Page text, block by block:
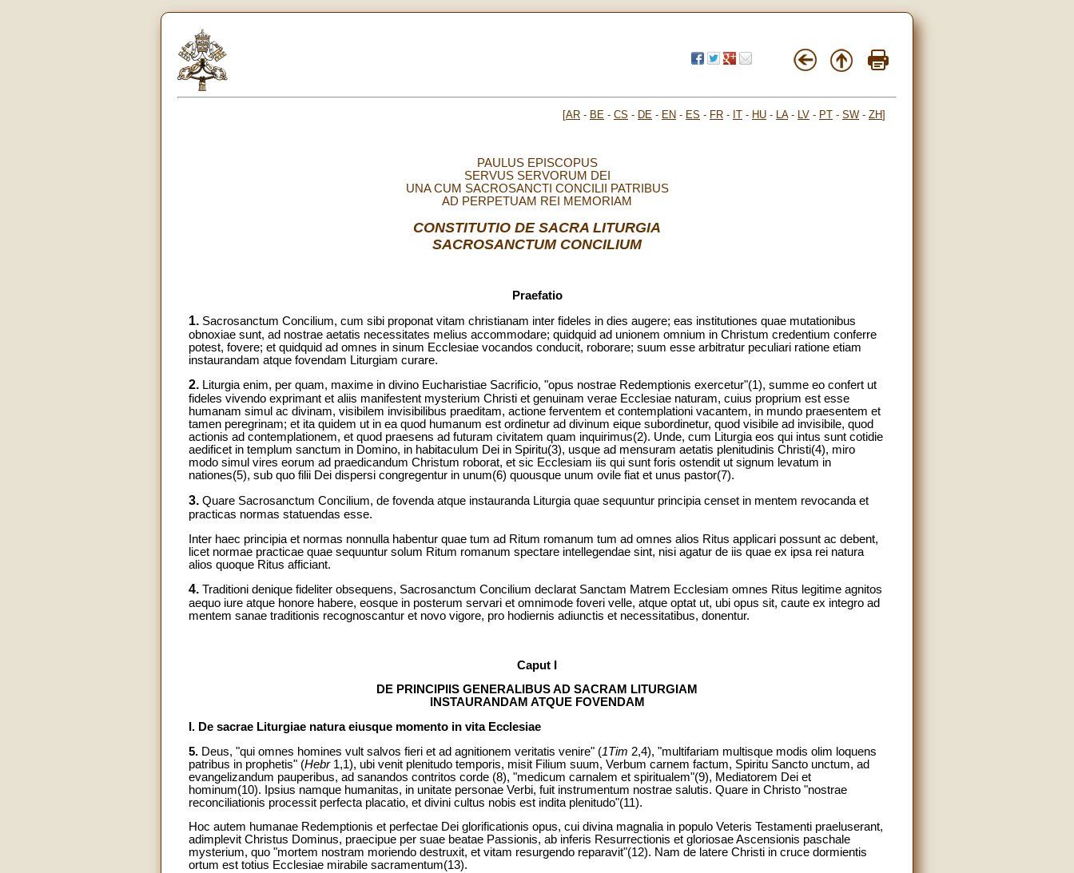
[AR - BE - CS - DE - EN - ES - FR - IT - HU - LA- LV - PT - SW - ZH]
PAULUS EPISCOPUS
SERVUS SERVORUM DEI
UNA CUM SACROSANCTI CONCILII PATRIBUS
AD PERPETUAM REI MEMORIAM
CONSTITUTIO DE SACRA LITURGIA
SACROSANCTUM CONCILIUM
Praefatio
1. Sacrosanctum Concilium, cum sibi proponat vitam christianam inter fideles in dies augere; eas institutiones quae mutationibus
obnoxiae sunt, ad nostrae aetatis necessitates melius accommodare; quidquid ad unionem omnium in Christum credentium conferre
potest, fovere; et quidquid ad omnes in sinum Ecclesiae vocandos conducit, roborare; suum esse arbitratur peculiari ratione etiam
instaurandam atque fovendam Liturgiam curare.
2. Liturgia enim, per quam, maxime in divino Eucharistiae Sacrificio, "opus nostrae Redemptionis exercetur"(1), summe eo confert ut
fideles vivendo exprimant et aliis manifestent mysterium Christi et genuinam verae Ecclesiae naturam, cuius proprium est esse
humanam simul ac divinam, visibilem invisibilibus praeditam, actione ferventem et contemplationi vacantem, in mundo praesentem et
tamen peregrinam; et ita quidem ut in ea quod humanum est ordinetur ad divinum eique subordinetur, quod visibile ad invisibile, quod
actionis ad contemplationem, et quod praesens ad futuram civitatem quam inquirimus(2). Unde, cum Liturgia eos qui intus sunt cotidie
aedificet in templum sanctum in Domino, in habitaculum Dei in Spiritu(3), usque ad mensuram aetatis plenitudinis Christi(4), miro
modo simul vires eorum ad praedicandum Christum roborat, et sic Ecclesiam iis qui sunt foris ostendit ut signum levatum in
nationes(5), sub quo filii Dei dispersi congregentur in unum(6) quousque unum ovile fiat et unus pastor(7).
3. Quare Sacrosanctum Concilium, de fovenda atque instauranda Liturgia quae sequuntur principia censet in mentem revocanda et
practicas normas statuendas esse.
Inter haec principia et normas nonnulla habentur quae tum ad Ritum romanum tum ad omnes alios Ritus applicari possunt ac debent,
licet normae practicae quae sequuntur solum Ritum romanum spectare intellegendae sint, nisi agatur de iis quae ex ipsa rei natura
alios quoque Ritus afficiant.
4. Traditioni denique fideliter obsequens, Sacrosanctum Concilium declarat Sanctam Matrem Ecclesiam omnes Ritus legitime agnitos
aequo iure atque honore habere, eosque in posterum servari et omnimode foveri velle, atque optat ut, ubi opus sit, caute ex integro ad
mentem sanae traditionis recognoscantur et novo vigore, pro hodiernis adiunctis et necessitatibus, donentur.
Caput I
DE PRINCIPIIS GENERALIBUS AD SACRAM LITURGIAM
INSTAURANDAM ATQUE FOVENDAM
I. De sacrae Liturgiae natura eiusque momento in vita Ecclesiae
5. Deus, "qui omnes homines vult salvos fieri et ad agnitionem veritatis venire" (1Tim 2,4), "multifariam multisque modis olim loquens
patribus in prophetis" (Hebr1,1), ubi venit plenitudo temporis, misit Filium suum, Verbum carnem factum, Spiritu Sancto unctum, ad
evangelizandum pauperibus, ad sanandos contritos corde (8), "medicum carnalem et spiritualem"(9), Mediatorem Dei et
hominum(10). Ipsius namque humanitas, in unitate personae Verbi, fuit instrumentum nostrae salutis. Quare in Christo "nostrae
reconciliationis processit perfecta placatio, et divini cultus nobis est indita plenitudo"(11).
Hoc autem humanae Redemptionis et perfectae Dei glorificationis opus, cui divina magnalia in populo Veteris Testamenti praeluserant,
adimplevit Christus Dominus, praecipue per suae beatae Passionis, ab inferis Resurrectionis et gloriosae Ascensionis paschale
mysterium, quo "mortem nostram moriendo destruxit, et vitam resurgendo reparavit"(12). Nam de latere Christi in cruce dormientis
ortum est totius Ecclesiae mirabile sacramentum(13).